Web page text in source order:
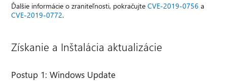
Ďalšie informácie o zraniteľnosti, pokračujteCVE-2019-0756 a
CVE-2019-0772.
Získanie a Inštalácia aktualizácie
Postup 1: Windows Update